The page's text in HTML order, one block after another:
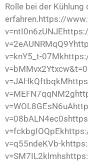
Rolle bei der Kühlung
erfahren.https://
v=knY5_t-
v=q55ndeKVb-